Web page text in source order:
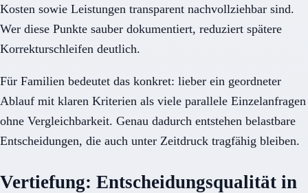
Kosten sowie Leistungen transparent nachvollziehbar sind.
Wer diese Punkte sauber dokumentiert, reduziert spätere
Korrekturschleifen deutlich.
Für Familien bedeutet das konkret: lieber ein geordneter
Ablauf mit klaren Kriterien als viele parallele Einzelanfragen
ohne Vergleichbarkeit. Genau dadurch entstehen belastbare
Entscheidungen, die auch unter Zeitdruck tragfähig bleiben.
Vertiefung: Entscheidungsqualität in